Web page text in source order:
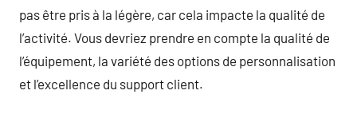
pas être pris à la légère, car cela impacte la qualité de
l’activité. Vous devriez prendre en compte la qualité de
l’équipement, la variété des options de personnalisation
et l’excellence du support client.